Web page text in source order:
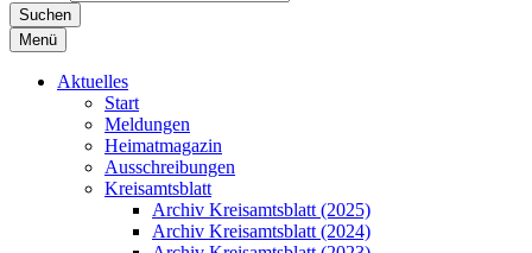
Suchen
Menü
Aktuelles
Start
Meldungen
Heimatmagazin
Ausschreibungen
Kreisamtsblatt
Archiv Kreisamtsblatt (2025)
Archiv Kreisamtsblatt (2024)